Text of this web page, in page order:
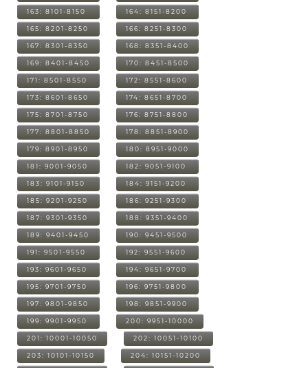
163: 8101-8150 164: 8151-8200
165: 8201-8250 166: 8251-8300
167: 8301-8350 168: 8351-8400
169: 8401-8450 170: 8451-8500
171: 8501-8550 172: 8551-8600
173: 8601-8650 174: 8651-8700
175: 8701-8750 176: 8751-8800
177: 8801-8850 178: 8851-8900
179: 8901-8950 180: 8951-9000
181: 9001-9050 182: 9051-9100
183: 9101-9150 184: 9151-9200
185: 9201-9250 186: 9251-9300
187: 9301-9350 188: 9351-9400
189: 9401-9450 190: 9451-9500
191: 9501-9550 192: 9551-9600
193: 9601-9650 194: 9651-9700
195: 9701-9750 196: 9751-9800
197: 9801-9850 198: 9851-9900
199: 9901-9950 200: 9951-10000
201: 10001-10050 202: 10051-10100
203: 10101-10150 204: 10151-10200